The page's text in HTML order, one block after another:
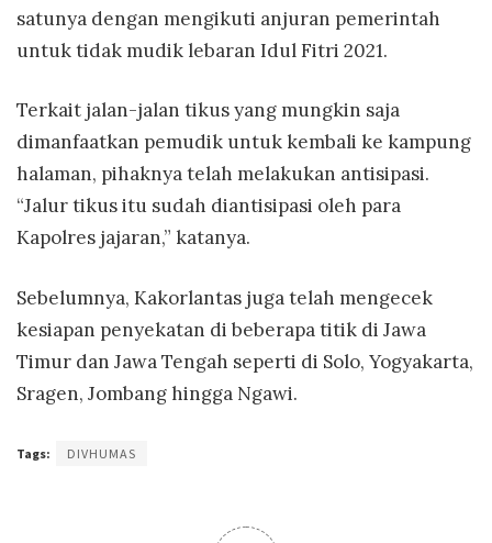
satunya dengan mengikuti anjuran pemerintah
untuk tidak mudik lebaran Idul Fitri 2021.
Terkait jalan-jalan tikus yang mungkin saja
dimanfaatkan pemudik untuk kembali ke kampung
halaman, pihaknya telah melakukan antisipasi.
“Jalur tikus itu sudah diantisipasi oleh para
Kapolres jajaran,” katanya.
Sebelumnya, Kakorlantas juga telah mengecek
kesiapan penyekatan di beberapa titik di Jawa
Timur dan Jawa Tengah seperti di Solo, Yogyakarta,
Sragen, Jombang hingga Ngawi.
Tags: DIVHUMAS